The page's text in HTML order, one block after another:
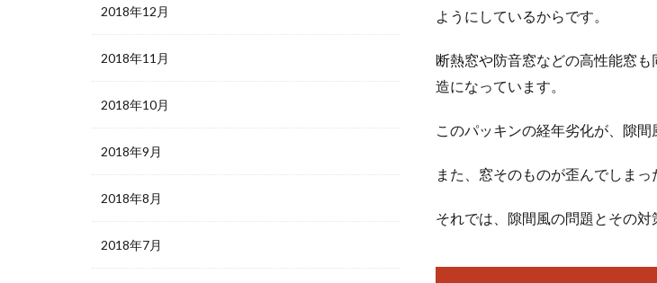
ようにしているからです。
断熱窓や防音窓などの高性能窓
造になっています。
このパッキンの経年劣化が、隙
また、窓そのものが歪んでしま
それでは、隙間風の問題とその対
2018年12月
2018年11月
2018年10月
2018年9月
2018年8月
2018年7月